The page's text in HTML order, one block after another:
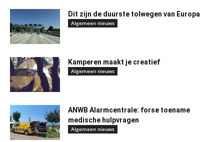
Dit zijn de duurste tolwegen van Europa
Algemeen nieuws
Kamperen maakt je creatief
Algemeen nieuws
ANWB Alarmcentrale: forse toename
medische hulpvragen
Algemeen nieuws